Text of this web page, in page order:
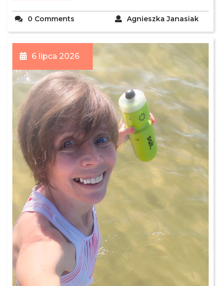
Agnieszka Janasiak
0 Comments
6 lipca 2026